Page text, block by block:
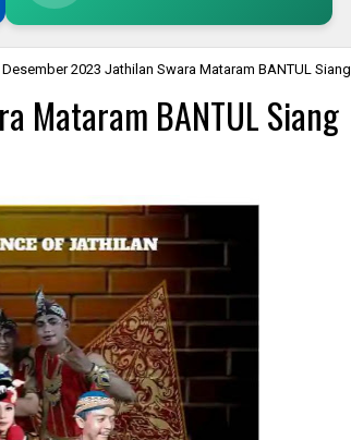
Desember 2023 Jathilan Swara Mataram BANTUL Siang
Mataram BANTUL Siang